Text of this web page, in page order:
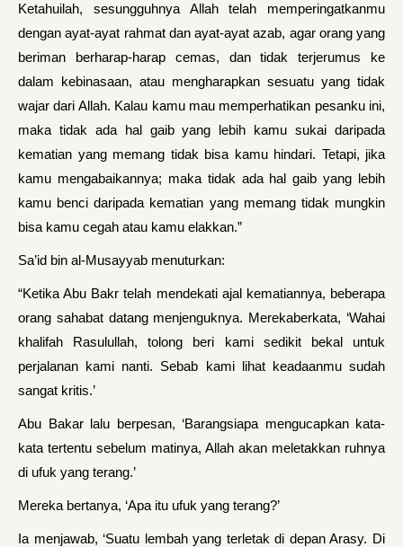
Ketahuilah, sesungguhnya Allah telah memperingatkanmu
dengan ayat-ayat rahmat dan ayat-ayat azab, agar orang yang
beriman berharap-harap cemas, dan tidak terjerumus ke
dalam kebinasaan, atau mengharapkan sesuatu yang tidak
wajar dari Allah. Kalau kamu mau memperhatikan pesanku ini,
maka tidak ada hal gaib yang lebih kamu sukai daripada
kematian yang memang tidak bisa kamu hindari. Tetapi, jika
kamu mengabaikannya; maka tidak ada hal gaib yang lebih
kamu benci daripada kematian yang memang tidak mungkin
bisa kamu cegah atau kamu elakkan.”
Sa’id bin al-Musayyab menuturkan:
“Ketika Abu Bakr telah mendekati ajal kematiannya, beberapa
orang sahabat datang menjenguknya. Merekaberkata, ‘Wahai
khalifah Rasulullah, tolong beri kami sedikit bekal untuk
perjalanan kami nanti. Sebab kami lihat keadaanmu sudah
sangat kritis.’
Abu Bakar lalu berpesan, ‘Barangsiapa mengucapkan kata-
kata tertentu sebelum matinya, Allah akan meletakkan ruhnya
di ufuk yang terang.’
Mereka bertanya, ‘Apa itu ufuk yang terang?’
Ia menjawab, ‘Suatu lembah yang terletak di depan Arasy. Di